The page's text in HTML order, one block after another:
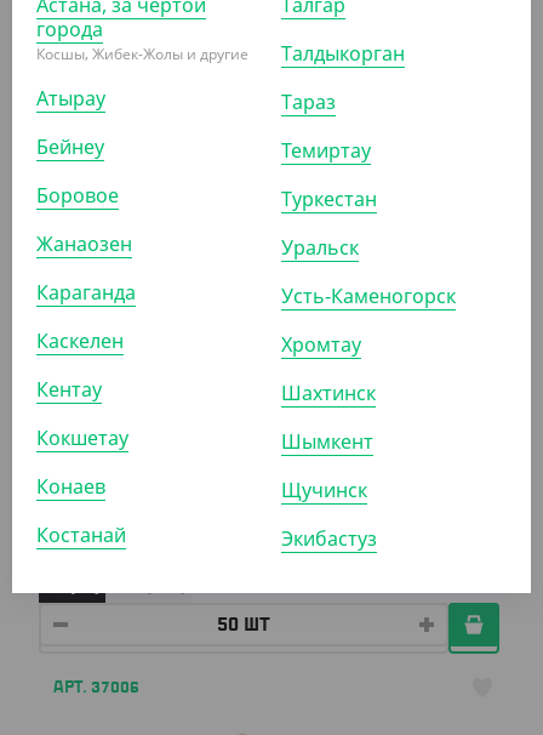
(11.50₸
2 218.50
(44.37₸
Пакет с прямым дном, крафт, 320*200*340 мм
АРТ. 37006
города
Косшы, Жибек-Жолы и другие
Атырау
Бейнеу
Боровое
Жанаозен
Караганда
Каскелен
Кентау
Кокшетау
Конаев
Костанай
Талдыкорган
Тараз
Темиртау
Туркестан
Уральск
Усть-Каменогорск
Хромтау
Шахтинск
Шымкент
Щучинск
Экибастуз